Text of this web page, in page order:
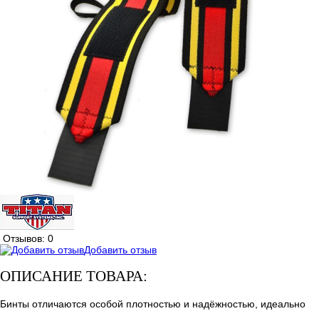
Отзывов: 0
Добавить отзыв
ОПИСАНИЕ ТОВАРА:
Бинты отличаются особой плотностью и надёжностью, идеально